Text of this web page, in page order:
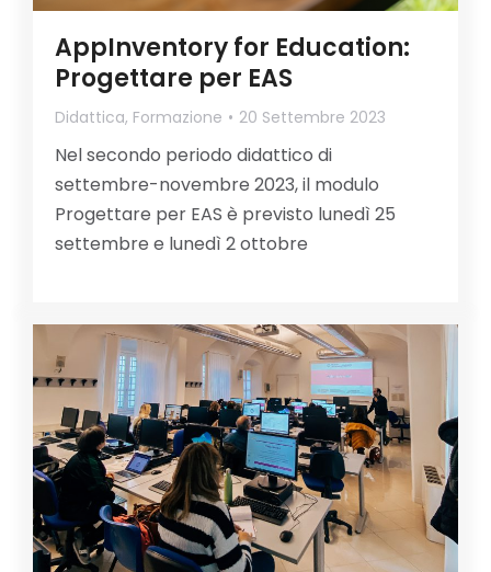
AppInventory for Education:
Progettare per EAS
Didattica, Formazione 20 Settembre 2023
Nel secondo periodo didattico di
settembre-novembre 2023, il modulo
Progettare per EAS è previsto lunedì 25
settembre e lunedì 2 ottobre